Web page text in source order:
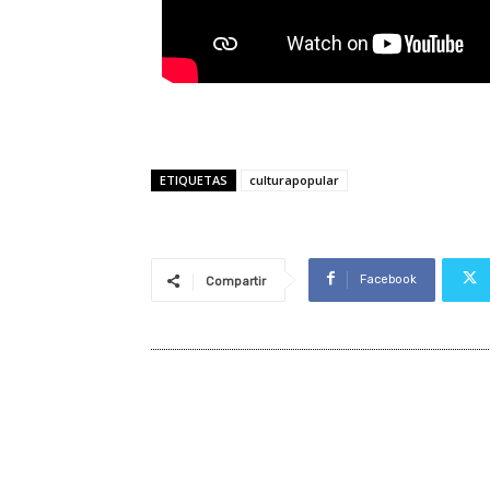
ETIQUETAS culturapopular
Compartir Facebook